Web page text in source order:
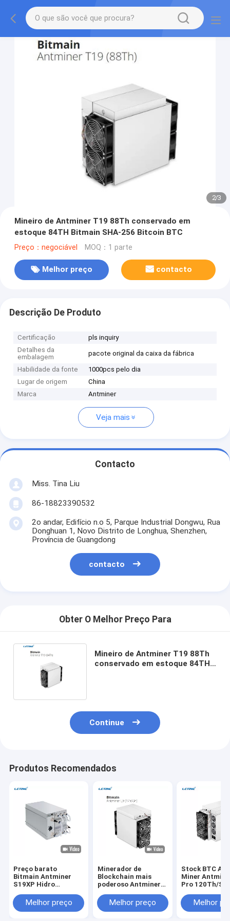
2/3
Mineiro de Antminer T19 88Th conservado em
estoque 84TH Bitmain SHA-256 Bitcoin BTC
Preço：negociável MOQ：1 parte
Melhor preço contacto
Descrição De Produto
Certificação
pls inquiry
Detalhes da
embalagem
pacote original da caixa da fábrica
Habilidade da fonte
1000pcs pelo dia
Lugar de origem
China
Marca
Antminer
Veja mais
Contacto
Miss. Tina Liu
86-18823390532
2o andar, Edifício n.o 5, Parque Industrial Dongwu, Rua
Donghuan 1, Novo Distrito de Longhua, Shenzhen,
Província de Guangdong
contacto
Obter O Melhor Preço Para
Mineiro de Antminer T19 88Th
conservado em estoque 84TH
Continue
Produtos Recomendados
Preço barato
Bitmain Antminer
S19XP Hidro
Crypto Miner S19 XP
Hyd 255T 246T
Melhor preço
Minerador de
Blockchain mais
poderoso Antminer
16.2GH/S 0.21J/M
Mineração LTC
Melhor preço
Stock BTC
Miner
Pro 120Th/S
Mineração de
Bitocina
Melhor